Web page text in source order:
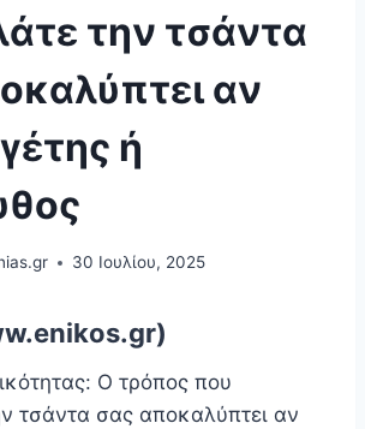
την τσάντα
αν
ή
30 Ιουλίου, 2025
Ο τρόπος που
τσάντα σας αποκαλύπτει αν